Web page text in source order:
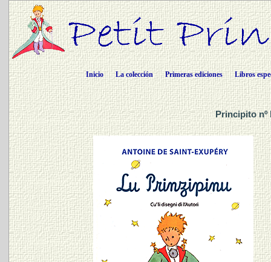
Inicio La colección Primeras ediciones Libros
Principito nº